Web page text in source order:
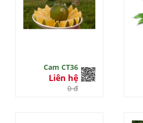
Cam CT36
Liên hệ
0 đ